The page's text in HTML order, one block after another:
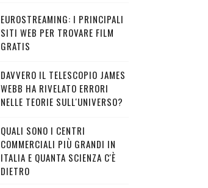
EUROSTREAMING: I PRINCIPALI
SITI WEB PER TROVARE FILM
GRATIS
DAVVERO IL TELESCOPIO JAMES
WEBB HA RIVELATO ERRORI
NELLE TEORIE SULL'UNIVERSO?
QUALI SONO I CENTRI
COMMERCIALI PIÙ GRANDI IN
ITALIA E QUANTA SCIENZA C'È
DIETRO